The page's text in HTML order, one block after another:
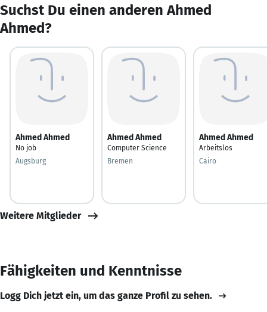
Suchst Du einen anderen Ahmed
Ahmed?
Ahmed Ahmed
No job
Augsburg
Ahmed Ahmed
Computer Science
Bremen
Ahmed Ahmed
Arbeitslos
Cairo
Weitere Mitglieder
Fähigkeiten und Kenntnisse
Logg Dich jetzt ein, um das ganze Profil zu sehen.